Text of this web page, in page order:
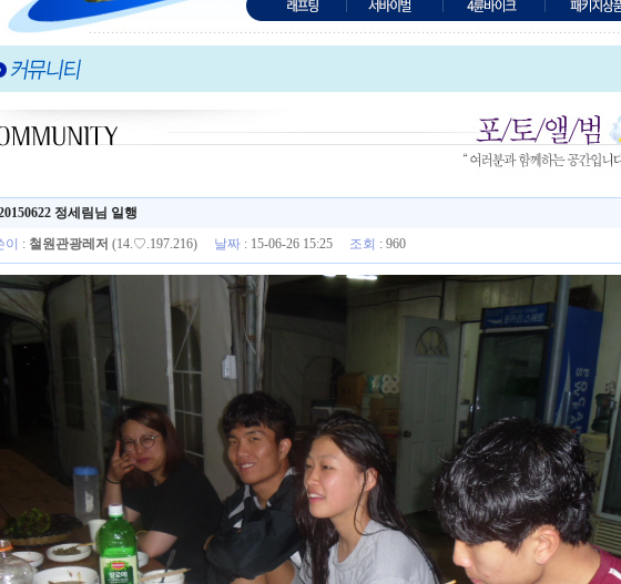
정세림님 일행
: 철원관광레저 (14.♡.197.216) 날짜 : 15-06-26 15:25 조회 : 960